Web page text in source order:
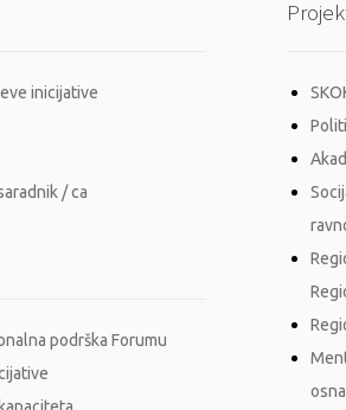
inicijative
/ ca
podrška Forumu